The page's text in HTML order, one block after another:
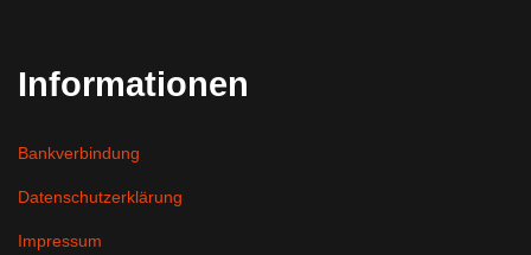
Informationen
Bankverbindung
Datenschutzerklärung
Impressum